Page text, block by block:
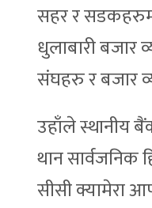
सहर र
धुलाबारी बजार
संघहरु र बजार
उहाँले स्थानीय
थान
सीसी क्यामेरा